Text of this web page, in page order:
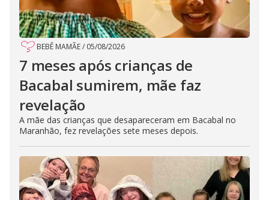
BEBÊ MAMÃE/ 05/08/2026
7 meses após crianças de
Bacabal sumirem, mãe faz
revelação
A mãe das crianças que desapareceram em Bacabal no
Maranhão, fez revelações sete meses depois.